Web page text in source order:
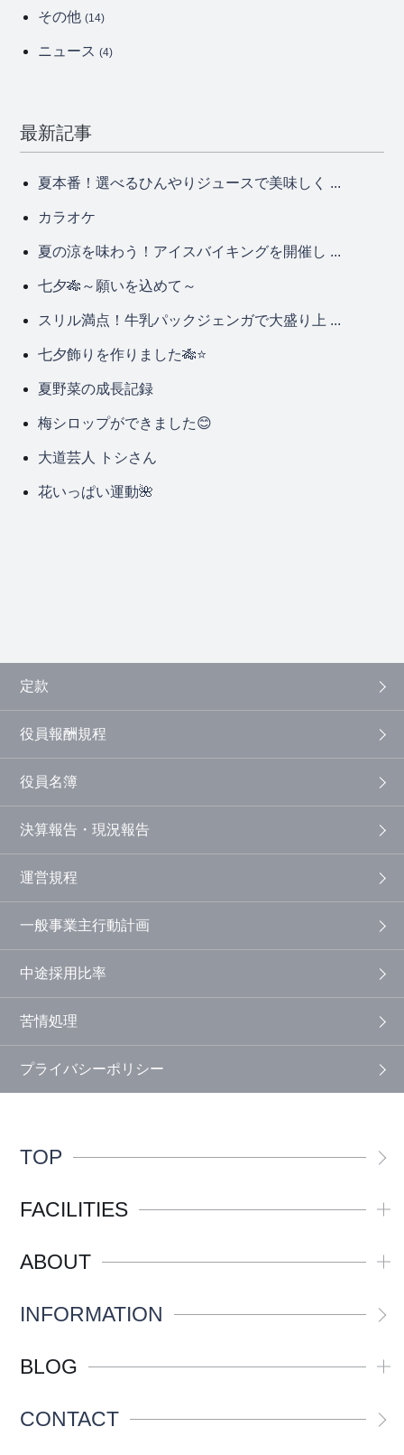
その他(14)
ニュース(4)
最新記事
夏本番！選べるひんやりジュースで美味しく ...
カラオケ
夏の涼を味わう！アイスバイキングを開催し ...
七夕🎋～願いを込めて～
スリル満点！牛乳パックジェンガで大盛り上 ...
七夕飾りを作りました🎋⭐
夏野菜の成長記録
梅シロップができました😊
大道芸人 トシさん
花いっぱい運動🌺
定款
役員報酬規程
役員名簿
決算報告・現況報告
運営規程
一般事業主行動計画
中途採用比率
苦情処理
プライバシーポリシー
TOP
FACILITIES
ABOUT
INFORMATION
BLOG
CONTACT